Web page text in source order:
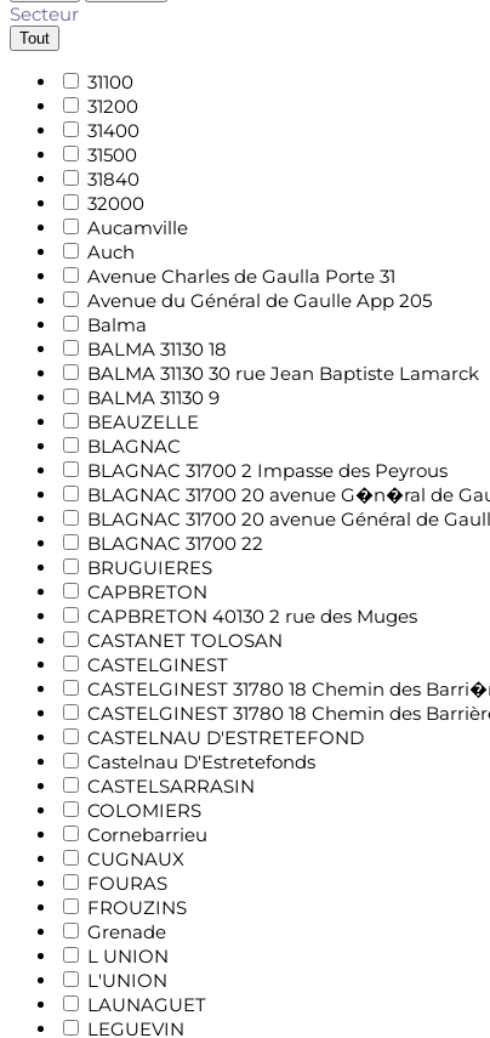
Secteur
Tout
31100
31200
31400
31500
31840
32000
Aucamville
Auch
Avenue Charles de Gaulla Porte 31
Avenue du Général de Gaulle App 205
Balma
BALMA 31130 18
BALMA 31130 30 rue Jean Baptiste Lamarck
BALMA 31130 9
BEAUZELLE
BLAGNAC
BLAGNAC 31700 2 Impasse des Peyrous
BLAGNAC 31700 20 avenue G�n�ral de
BLAGNAC 31700 20 avenue Général de
BLAGNAC 31700 22
BRUGUIERES
CAPBRETON
CAPBRETON 40130 2 rue des Muges
CASTANET TOLOSAN
CASTELGINEST
CASTELGINEST 31780 18 Chemin des
CASTELGINEST 31780 18 Chemin des
CASTELNAU D'ESTRETEFOND
Castelnau D'Estretefonds
CASTELSARRASIN
COLOMIERS
Cornebarrieu
CUGNAUX
FOURAS
FROUZINS
Grenade
L UNION
L'UNION
LAUNAGUET
LEGUEVIN